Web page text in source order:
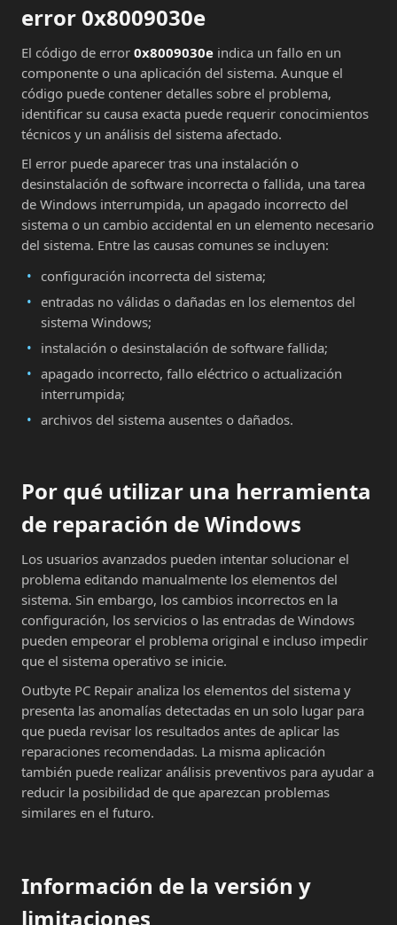
error 0x8009030e
El código de error 0x8009030e indica un fallo en un
componente o una aplicación del sistema. Aunque el
código puede contener detalles sobre el problema,
identificar su causa exacta puede requerir conocimientos
técnicos y un análisis del sistema afectado.
El error puede aparecer tras una instalación o
desinstalación de software incorrecta o fallida, una tarea
de Windows interrumpida, un apagado incorrecto del
sistema o un cambio accidental en un elemento necesario
del sistema. Entre las causas comunes se incluyen:
configuración incorrecta del sistema;
entradas no válidas o dañadas en los elementos del
sistema Windows;
instalación o desinstalación de software fallida;
apagado incorrecto, fallo eléctrico o actualización
interrumpida;
archivos del sistema ausentes o dañados.
Por qué utilizar una herramienta
de reparación de Windows
Los usuarios avanzados pueden intentar solucionar el
problema editando manualmente los elementos del
sistema. Sin embargo, los cambios incorrectos en la
configuración, los servicios o las entradas de Windows
pueden empeorar el problema original e incluso impedir
que el sistema operativo se inicie.
Outbyte PC Repair analiza los elementos del sistema y
presenta las anomalías detectadas en un solo lugar para
que pueda revisar los resultados antes de aplicar las
reparaciones recomendadas. La misma aplicación
también puede realizar análisis preventivos para ayudar a
reducir la posibilidad de que aparezcan problemas
similares en el futuro.
Información de la versión y
limitaciones